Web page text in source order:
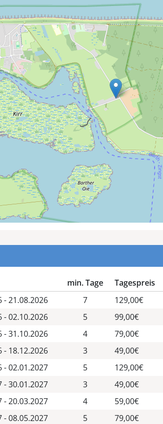
min. Tage Tagespreis
- 21.08.2026 7 129,00€
- 02.10.2026 5 99,00€
- 31.10.2026 4 79,00€
- 18.12.2026 3 49,00€
- 02.01.2027 5 129,00€
- 30.01.2027 3 49,00€
- 20.03.2027 4 59,00€
- 08.05.2027 5 79,00€